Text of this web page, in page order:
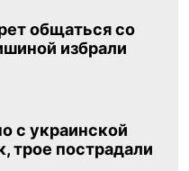
общаться со
избрали
с украинской
трое пострадали